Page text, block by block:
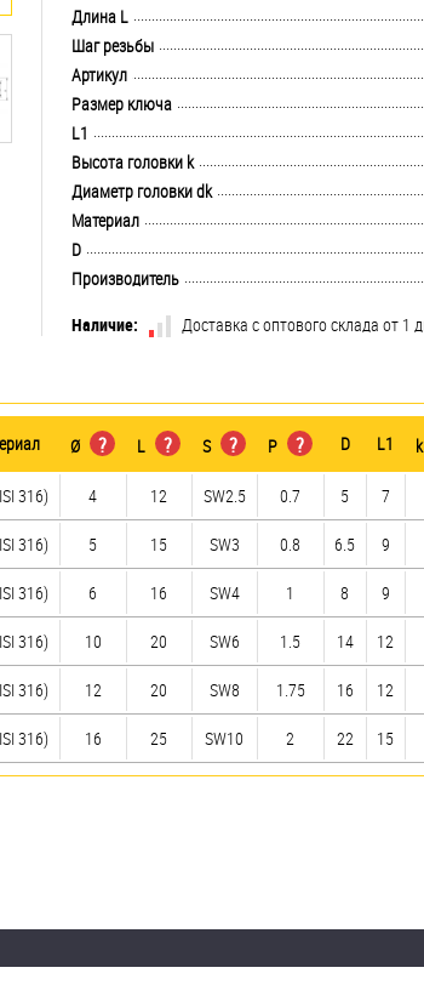
Длина L
Шаг резьбы
Артикул
Размер ключа
L1
Высота головки k
Диаметр головки dk
Материал
D
Производитель
Наличие:
Доставка с оптового склада от 1
Ø ? L ? S ? P ? D L1 k
316) 4 12 SW2.5 0.7 5 7
316) 5 15 SW3 0.8 6.5 9
316) 6 16 SW4 1 8 9
316) 10 20 SW6 1.5 14 12
316) 12 20 SW8 1.75 16 12
316) 16 25 SW10 2 22 15